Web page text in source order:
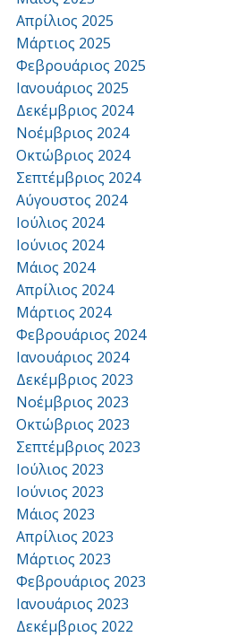
Απρίλιος 2025
Μάρτιος 2025
Φεβρουάριος 2025
Ιανουάριος 2025
Δεκέμβριος 2024
Νοέμβριος 2024
Οκτώβριος 2024
Σεπτέμβριος 2024
Αύγουστος 2024
Ιούλιος 2024
Ιούνιος 2024
Μάιος 2024
Απρίλιος 2024
Μάρτιος 2024
Φεβρουάριος 2024
Ιανουάριος 2024
Δεκέμβριος 2023
Νοέμβριος 2023
Οκτώβριος 2023
Σεπτέμβριος 2023
Ιούλιος 2023
Ιούνιος 2023
Μάιος 2023
Απρίλιος 2023
Μάρτιος 2023
Φεβρουάριος 2023
Ιανουάριος 2023
Δεκέμβριος 2022